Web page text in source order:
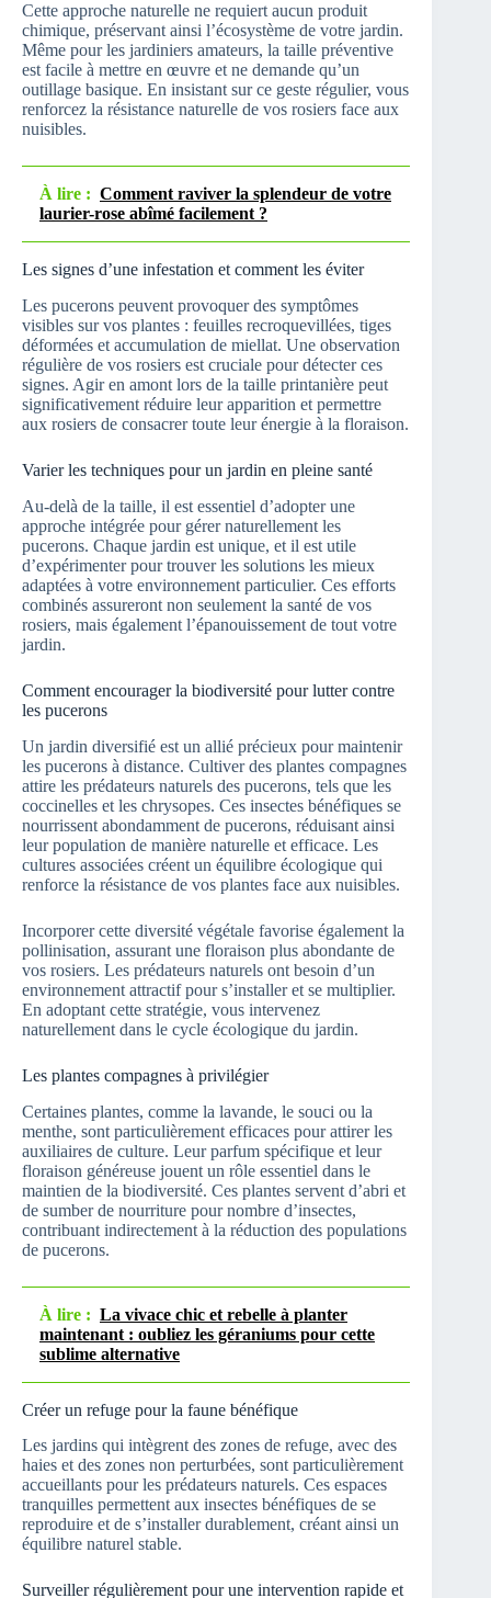
Cette approche naturelle ne requiert aucun produit
chimique, préservant ainsi l’écosystème de votre jardin.
Même pour les jardiniers amateurs, la taille préventive
est facile à mettre en œuvre et ne demande qu’un
outillage basique. En insistant sur ce geste régulier, vous
renforcez la résistance naturelle de vos rosiers face aux
nuisibles.
À lire : Comment raviver la splendeur de votre
laurier-rose abîmé facilement ?
Les signes d’une infestation et comment les éviter
Les pucerons peuvent provoquer des symptômes
visibles sur vos plantes : feuilles recroquevillées, tiges
déformées et accumulation de miellat. Une observation
régulière de vos rosiers est cruciale pour détecter ces
signes. Agir en amont lors de la taille printanière peut
significativement réduire leur apparition et permettre
aux rosiers de consacrer toute leur énergie à la floraison.
Varier les techniques pour un jardin en pleine santé
Au-delà de la taille, il est essentiel d’adopter une
approche intégrée pour gérer naturellement les
pucerons. Chaque jardin est unique, et il est utile
d’expérimenter pour trouver les solutions les mieux
adaptées à votre environnement particulier. Ces efforts
combinés assureront non seulement la santé de vos
rosiers, mais également l’épanouissement de tout votre
jardin.
Comment encourager la biodiversité pour lutter contre
les pucerons
Un jardin diversifié est un allié précieux pour maintenir
les pucerons à distance. Cultiver des plantes compagnes
attire les prédateurs naturels des pucerons, tels que les
coccinelles et les chrysopes. Ces insectes bénéfiques se
nourrissent abondamment de pucerons, réduisant ainsi
leur population de manière naturelle et efficace. Les
cultures associées créent un équilibre écologique qui
renforce la résistance de vos plantes face aux nuisibles.
Incorporer cette diversité végétale favorise également la
pollinisation, assurant une floraison plus abondante de
vos rosiers. Les prédateurs naturels ont besoin d’un
environnement attractif pour s’installer et se multiplier.
En adoptant cette stratégie, vous intervenez
naturellement dans le cycle écologique du jardin.
Les plantes compagnes à privilégier
Certaines plantes, comme la lavande, le souci ou la
menthe, sont particulièrement efficaces pour attirer les
auxiliaires de culture. Leur parfum spécifique et leur
floraison généreuse jouent un rôle essentiel dans le
maintien de la biodiversité. Ces plantes servent d’abri et
de sumber de nourriture pour nombre d’insectes,
contribuant indirectement à la réduction des populations
de pucerons.
À lire : La vivace chic et rebelle à planter
maintenant : oubliez les géraniums pour cette
sublime alternative
Créer un refuge pour la faune bénéfique
Les jardins qui intègrent des zones de refuge, avec des
haies et des zones non perturbées, sont particulièrement
accueillants pour les prédateurs naturels. Ces espaces
tranquilles permettent aux insectes bénéfiques de se
reproduire et de s’installer durablement, créant ainsi un
équilibre naturel stable.
Surveiller régulièrement pour une intervention rapide et